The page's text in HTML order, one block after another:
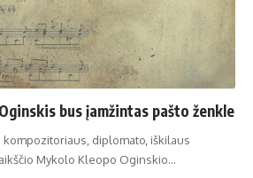
bus įamžintas pašto ženkle
diplomato, iškilaus
Mykolo Kleopo Oginskio…